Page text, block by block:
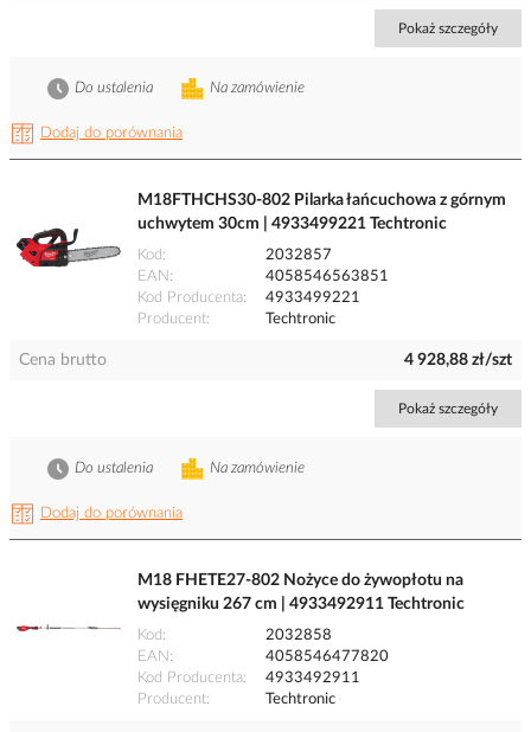
Pokaż szczegóły
Dodaj do porównania
Na zamówienie
Do ustalenia
M18FTHCHS30-802 Pilarka łańcuchowa z górnym
uchwytem 30cm | 4933499221 Techtronic
Kod
2032857
EAN
4058546563851
Kod Producenta
4933499221
Producent
Techtronic
Cena brutto 4 928,88 zł/szt
Pokaż szczegóły
Dodaj do porównania
Na zamówienie
Do ustalenia
M18 FHETE27-802 Nożyce do żywopłotu na
wysięgniku 267 cm | 4933492911 Techtronic
Kod
2032858
EAN
4058546477820
Kod Producenta
4933492911
Producent
Techtronic